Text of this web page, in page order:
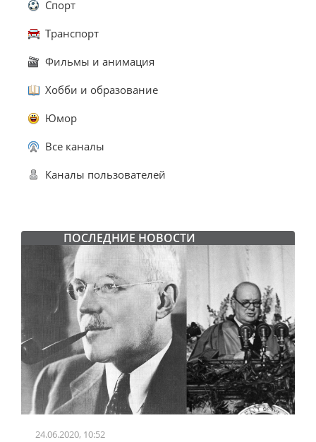
Спорт
Транспорт
Фильмы и анимация
Хобби и образование
Юмор
Все каналы
Каналы пользователей
ПОСЛЕДНИЕ НОВОСТИ
24.06.2020, 10:52